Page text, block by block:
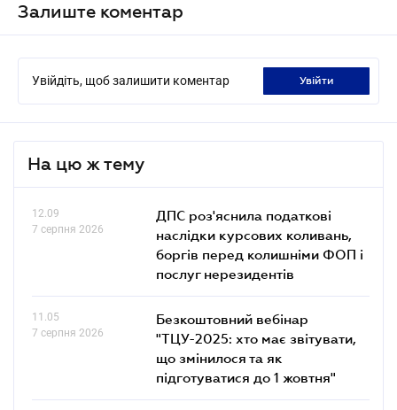
Залиште коментар
Увійдіть, щоб залишити коментар увійти
На цю ж тему
12.09
7 серпня 2026
ДПС роз'яснила податкові
наслідки курсових коливань,
боргів перед колишніми ФОП і
послуг нерезидентів
11.05
7 серпня 2026
Безкоштовний вебінар
"ТЦУ-2025: хто має звітувати,
що змінилося та як
підготуватися до 1 жовтня"